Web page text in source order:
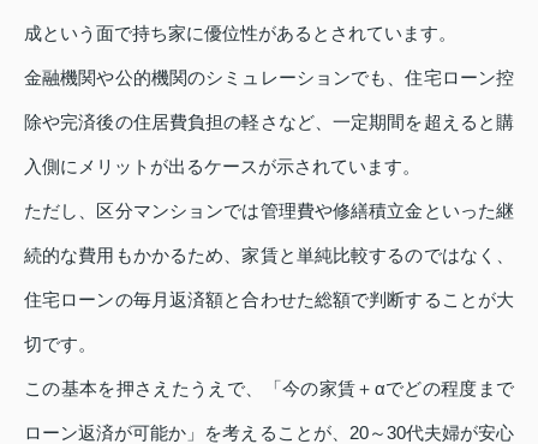
成という面で持ち家に優位性があるとされています。
金融機関や公的機関のシミュレーションでも、住宅ローン控
除や完済後の住居費負担の軽さなど、一定期間を超えると購
入側にメリットが出るケースが示されています。
ただし、区分マンションでは管理費や修繕積立金といった継
続的な費用もかかるため、家賃と単純比較するのではなく、
住宅ローンの毎月返済額と合わせた総額で判断することが大
切です。
この基本を押さえたうえで、「今の家賃＋αでどの程度まで
ローン返済が可能か」を考えることが、20～30代夫婦が安心